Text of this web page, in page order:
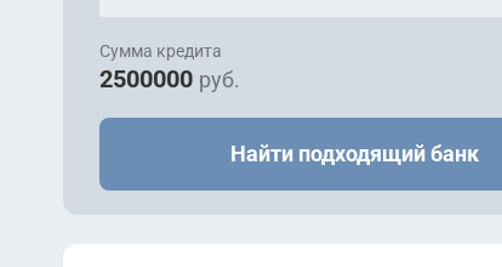
Сумма кредита
2500000 руб.
Найти подходящий банк